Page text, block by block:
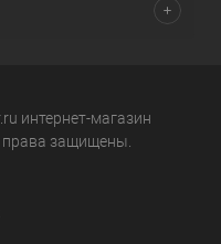
интернет-магазин
права защищены.